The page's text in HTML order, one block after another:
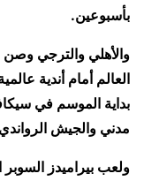
بأسبوعين.
والأهلي والترجي وصن
العالم أمام أندية
بداية الموسم في
مدني والجيش الرواندي
ولعب بيراميدز